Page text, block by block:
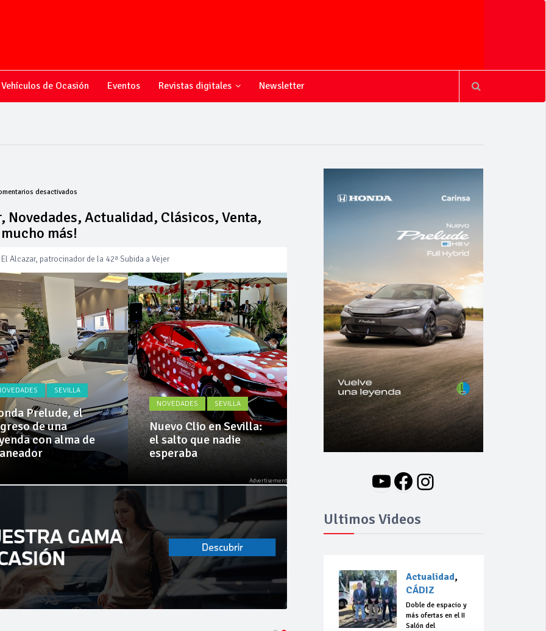
Vehículos de Ocasión Eventos Revistas digitales Newsletter
desactivadosen
sobre
el
motor,
Novedades,
Actualidad,
Clásicos,
Venta,
Pruebas,
Entrevistas,
Vídeos
y
mucho
más!
Novedades, Actualidad, Clásicos, Venta,
más!
Alcazar, patrocinador de la 42ª Subida a Vejer
mejoras en la A381 por Los Barrios
su flota de vehículos de manos de Cadimar
SEVILLA
Prelude, el
de una
con alma de
NOVEDADES SEVILLA
Nuevo Clio en Sevilla:
el salto que nadie
esperaba
NOVEDADES
Nuevo BMW i3: Y
finalmente el Serie 3
se hizo eléctrico
YouTube
Facebook
Instagram
Ultimos Videos
Actualidad,
CÁDIZ
Doble de espacio y
más ofertas en el II
Salón del